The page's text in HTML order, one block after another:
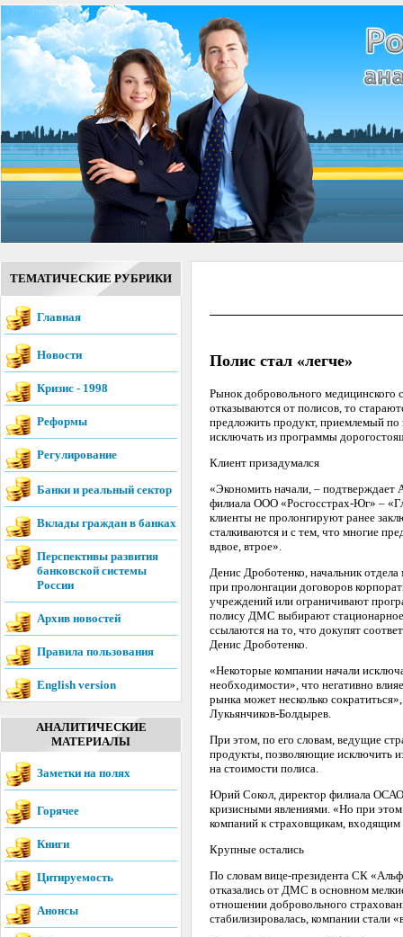
ТЕМАТИЧЕСКИЕ РУБРИКИ
Главная
Новости
Кризис - 1998
Реформы
Регулирование
Банки и реальный сектор
Вклады граждан в банках
Перспективы развития
банковской системы
России
Архив новостей
Правила пользования
English version
АНАЛИТИЧЕСКИЕ
МАТЕРИАЛЫ
Заметки на полях
Горячее
Книги
Цитируемость
Анонсы
Полис стал «легче»
Рынок добровольного медицинского
отказываются от полисов, то
предложить продукт, приемлемый по
исключать из программы
Клиент призадумался
«Экономить начали, –
филиала ООО «Росгосстрах-Юг» –
клиенты не пролонгируют ранее
сталкиваются и с тем, что многие
вдвое, втрое».
Денис Дроботенко, начальник
при пролонгации договоров
учреждений или ограничивают
полису ДМС выбирают
ссылаются на то, что докупят
Денис Дроботенко.
«Некоторые компании начали
необходимости», что негативно
рынка может несколько
Лукьянчиков-Болдырев.
При этом, по его словам, ведущие
продукты, позволяющие исключить
на стоимости полиса.
Юрий Сокол, директор филиала ОСАО
кризисными явлениями. «Но при этом
компаний к страховщикам, входящим
Крупные остались
По словам вице-президента СК
отказались от ДМС в основном
отношении добровольного
стабилизировалась, компании стали